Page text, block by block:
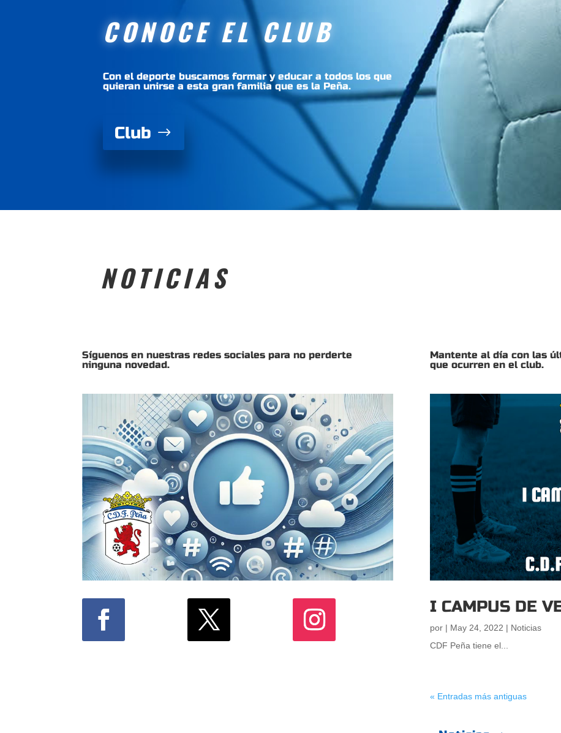
CONOCE EL CLUB
Con el deporte buscamos formar y educar a todos los que
quieran unirse a esta gran familia que es la Peña.
Club
NOTICIAS
Síguenos en nuestras redes sociales para no perderte
ninguna novedad.
Mantente al día con las
que ocurren en el club.
I CAMPUS DE
por | May 24, 2022 | Noticias
CDF Peña tiene el...
« Entradas más antiguas